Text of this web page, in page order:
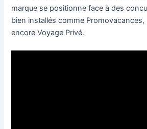
marque se positionne face à des
bien installés comme Promovacances,
encore Voyage Privé.